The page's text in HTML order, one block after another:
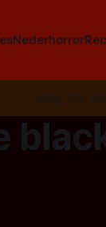
Nederhorror
Volg ons op: